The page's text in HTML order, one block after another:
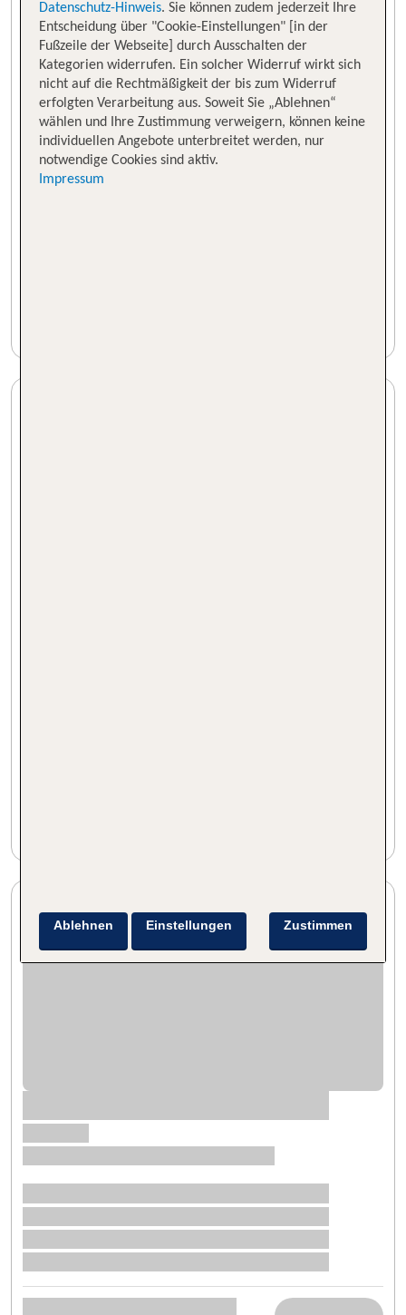
Datenschutz-Hinweis. Sie können zudem jederzeit Ihre
Entscheidung über "Cookie-Einstellungen" [in der
Fußzeile der Webseite] durch Ausschalten der
Kategorien widerrufen. Ein solcher Widerruf wirkt sich
nicht auf die Rechtmäßigkeit der bis zum Widerruf
erfolgten Verarbeitung aus. Soweit Sie „Ablehnen“
wählen und Ihre Zustimmung verweigern, können keine
individuellen Angebote unterbreitet werden, nur
notwendige Cookies sind aktiv.
Impressum
Zustimmen
Ablehnen Einstellungen